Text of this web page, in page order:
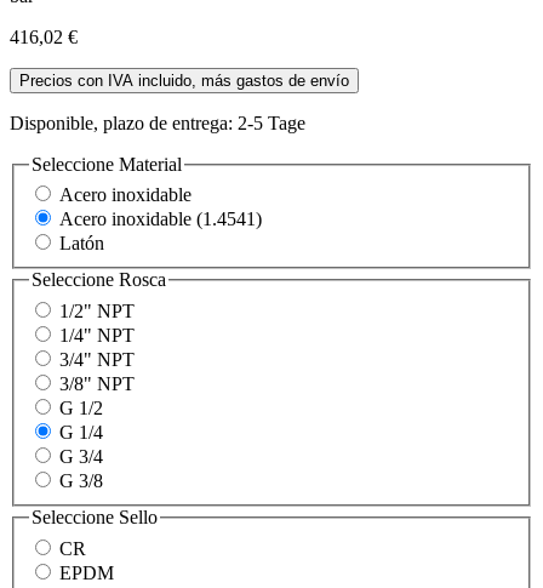
416,02 €
Precios con IVA incluido, más gastos de envío
Disponible, plazo de entrega: 2-5 Tage
Seleccione Material
Acero inoxidable
Acero inoxidable (1.4541)
Latón
Seleccione Rosca
1/2" NPT
1/4" NPT
3/4" NPT
3/8" NPT
G 1/2
G 1/4
G 3/4
G 3/8
Seleccione Sello
CR
EPDM